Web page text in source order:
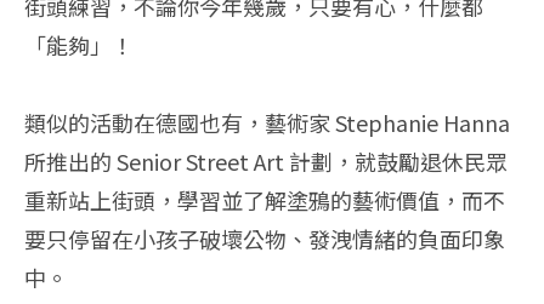
「能夠」！
類似的活動在德國也有，藝術家 Stephanie Hanna
所推出的 Senior Street Art 計劃，就鼓勵退休民眾
重新站上街頭，學習並了解塗鴉的藝術價值，而不
要只停留在小孩子破壞公物、發洩情緒的負面印象
中。